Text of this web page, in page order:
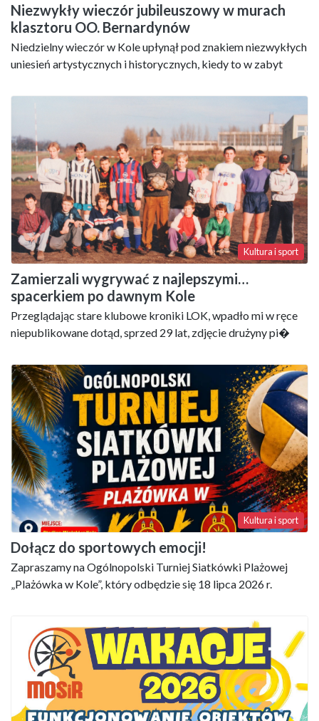
Niezwykły wieczór jubileuszowy w murach
klasztoru OO. Bernardynów
Niedzielny wieczór w Kole upłynął pod znakiem niezwykłych
uniesień artystycznych i historycznych, kiedy to w zabyt
Kultura i sport
Zamierzali wygrywać z najlepszymi…
spacerkiem po dawnym Kole
Przeglądając stare klubowe kroniki LOK, wpadło mi w ręce
niepublikowane dotąd, sprzed 29 lat, zdjęcie drużyny pi�
Kultura i sport
Dołącz do sportowych emocji!
Zapraszamy na Ogólnopolski Turniej Siatkówki Plażowej
„Plażówka w Kole”, który odbędzie się 18 lipca 2026 r.